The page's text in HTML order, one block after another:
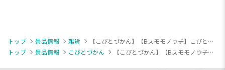
トップ 景品情報 雑貨
【こびとづかん】【Bスモモノウチ】こびとづかん なりきり帽子
トップ
景品情報 こびとづかん 【こびとづかん】【Bスモモノウチ】こびとづかん なりきり帽子